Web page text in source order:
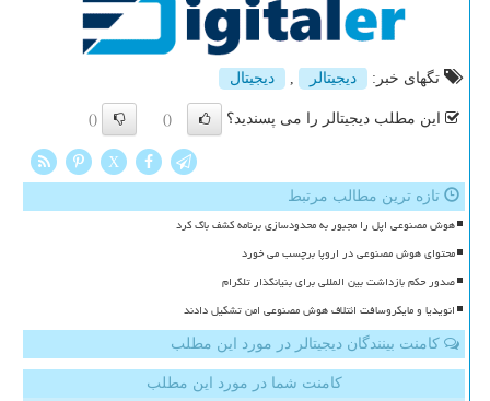
تگهای خبر: دیجیتالر دیجیتال
این مطلب دیجیتالر را می پسندید؟ ()
()
X
تازه ترین مطالب مرتبط
هوش مصنوعی اپل را مجبور به محدودسازی برنامه کشف باگ کرد
محتوای هوش مصنوعی در اروپا برچسب می خورد
صدور حکم بازداشت بین المللی برای بنیانگذار تلگرام
انویدیا و مایکروسافت ائتلاف هوش مصنوعی امن تشکیل دادند
کامنت بینندگان دیجیتالر در مورد این مطلب
کامنت شما در مورد این مطلب